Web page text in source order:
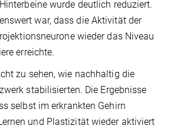
wurde deutlich reduziert.
war, dass die Aktivität der
wieder das Niveau
erreichte.
zu sehen, wie nachhaltig die
stabilisierten. Die Ergebnisse
selbst im erkrankten Gehirn
und Plastizität wieder aktiviert